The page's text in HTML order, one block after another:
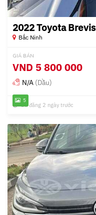
5
2022 Toyota Brevis
Bắc Ninh
GIÁ BÁN
VND 5 800 000
N/A (Dầu)
Đã đăng 2 ngày trước